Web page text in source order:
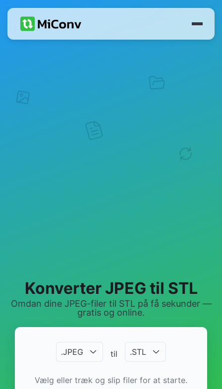
Konverter JPEG til STL
Omdan dine JPEG-filer til STL på få sekunder —
gratis og online.
.JPEG til .STL
Vælg eller træk og slip filer for at starte.